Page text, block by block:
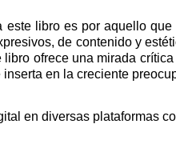
este libro es por aquello
de contenido y
libro ofrece una mirada
inserta en la creciente
en diversas plataformas